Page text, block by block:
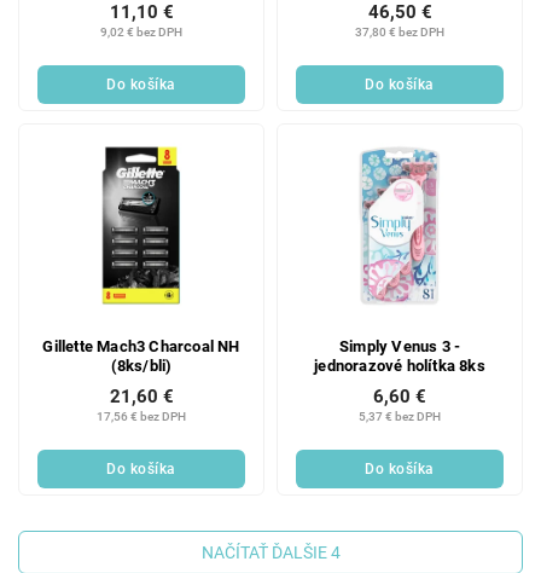
9,02 € bez DPH
11,10 €
Do košíka
37,80 € bez DPH
46,50 €
Do košíka
Gillette Mach3 Charcoal NH
(8ks/bli)
17,56 € bez DPH
21,60 €
Do košíka
Simply Venus 3 -
jednorazové holítka 8ks
5,37 € bez DPH
6,60 €
Do košíka
NAČÍTAŤ ĎALŠIE 4